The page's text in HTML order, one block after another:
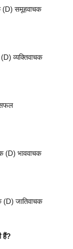
(D) समूहवाचक
व्यक्तिवाचक
(D) भाववाचक
(D) जातिवाचक
हैं?